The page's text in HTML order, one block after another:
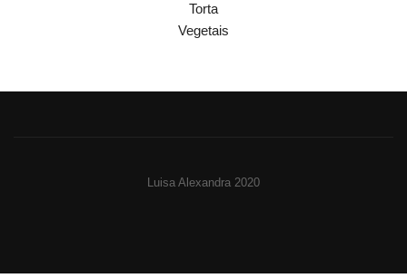
Torta
Vegetais
Luisa Alexandra 2020